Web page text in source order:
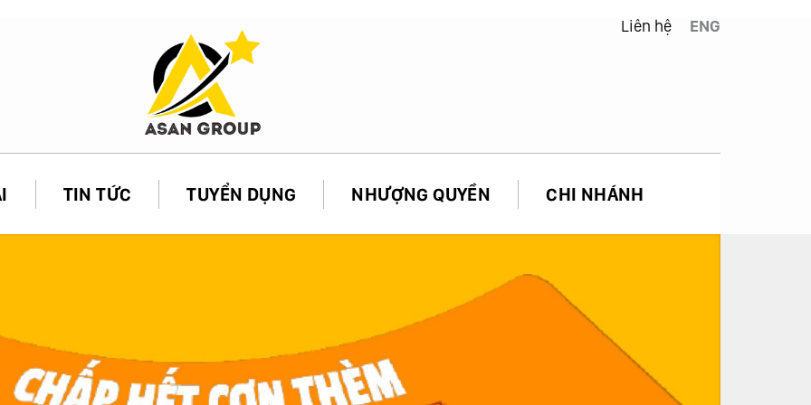
Liên hệ ENG
TIN TỨC TUYỂN DỤNG NHƯỢNG QUYỀN CHI NHÁNH